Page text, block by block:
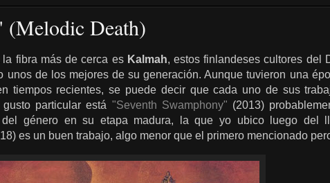
Death)
fibra más de cerca es Kalmah, estos finlandeses cultores del
unos de los mejores de su generación. Aunque tuvieron una
tiempos recientes, se puede decir que cada uno de sus
particular está "Seventh Swamphony" (2013)
del género en su etapa madura, la que yo ubico luego del
es un buen trabajo, algo menor que el primero mencionado